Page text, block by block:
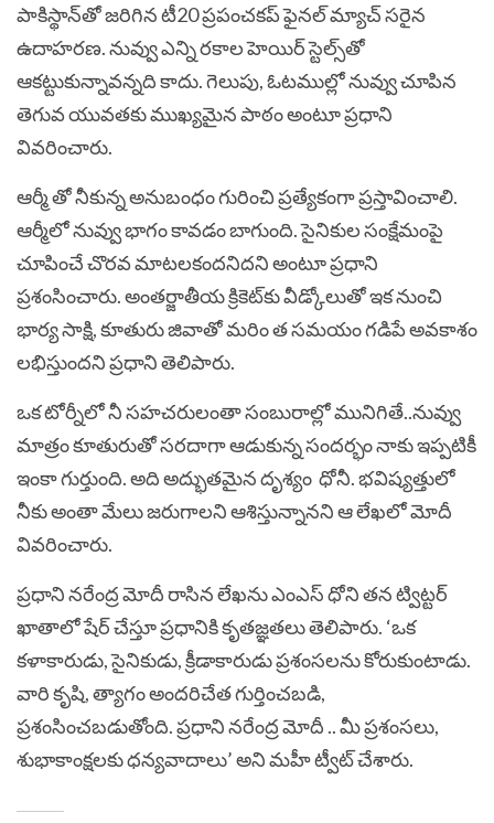
పాకిస్థాన్‌తో జరిగిన టీ20 ప్రపంచకప్‌ ఫైనల్‌ మ్యాచ్‌ సరైన
ఉదాహరణ. నువ్వు ఎన్ని రకాల హెయిర్‌ స్టెల్స్‌తో
ఆకట్టుకున్నావన్నది కాదు. గెలుపు, ఓటముల్లో నువ్వు చూపిన
తెగువ యువతకు ముఖ్యమైన పాఠం అంటూ ప్రధాని
వివరించారు.
ఆర్మీ తో నీకున్న అనుబంధం గురించి ప్రత్యేకంగా ప్రస్తావించాలి.
ఆర్మీలో నువ్వు భాగం కావడం బాగుంది. సైనికుల సంక్షేమంపై
చూపించే చొరవ మాటలకందనిదని అంటూ ప్రధాని
ప్రశంసించారు. అంతర్జాతీయ క్రికెట్‌కు వీడ్కోలుతో ఇక నుంచి
భార్య సాక్షి, కూతురు జివాతో మరిం త సమయం గడిపే అవకాశం
లభిస్తుందని ప్రధాని తెలిపారు.
ఒక టోర్నీలో నీ సహచరులంతా సంబురాల్లో మునిగితే..నువ్వు
మాత్రం కూతురుతో సరదాగా ఆడుకున్న సందర్భం నాకు ఇప్పటికీ
ఇంకా గుర్తుంది. అది అద్భుతమైన దృశ్యం ధోనీ. భవిష్యత్తులో
నీకు అంతా మేలు జరుగాలని ఆశిస్తున్నానని ఆ లేఖలో మోదీ
వివరించారు.
ప్రధాని నరేంద్ర మోదీ రాసిన లేఖను ఎంఎస్‌ ధోని తన ట్విట్టర్‌
ఖాతాలో షేర్‌ చేస్తూ ప్రధానికి కృతజ్ఞతలు తెలిపారు. ‘ఒక
కళాకారుడు, సైనికుడు, క్రీడాకారుడు ప్రశంసలను కోరుకుంటాడు.
వారి కృషి, త్యాగం అందరిచేత గుర్తించబడి,
ప్రశంసించబడుతోంది. ప్రధాని నరేంద్ర మోదీ .. మీ ప్రశంసలు,
శుభాకాంక్షలకు ధన్యవాదాలు’ అని మహీ ట్వీట్‌ చేశారు.